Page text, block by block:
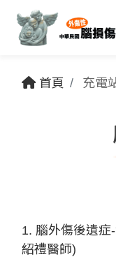
首頁 充電
1. 腦外傷後遺症
紹禮醫師)